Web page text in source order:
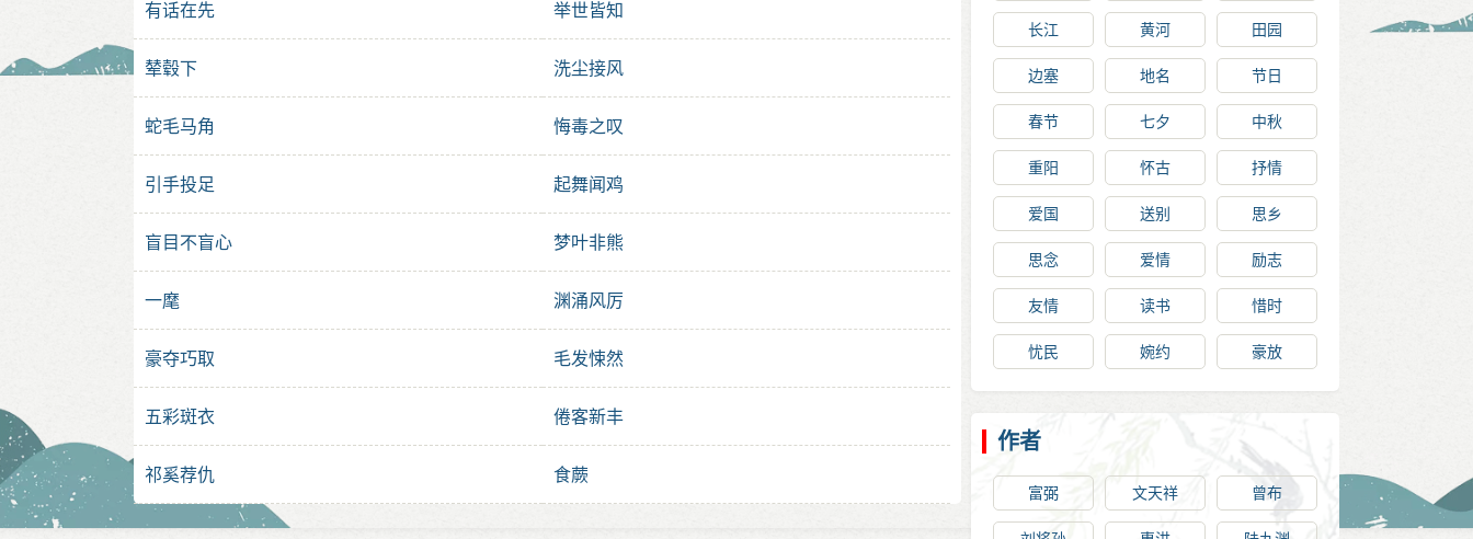
有话在先 举世皆知
辇毂下 洗尘接风
蛇毛马角 悔毒之叹
引手投足 起舞闻鸡
盲目不盲心 梦叶非熊
一麾 渊涌风厉
豪夺巧取 毛发悚然
五彩斑衣 倦客新丰
祁奚荐仇 食蕨
长江 黄河 田园
边塞 地名 节日
春节 七夕 中秋
重阳 怀古 抒情
爱国 送别 思乡
思念 爱情 励志
友情 读书 惜时
忧民 婉约 豪放
作者
富弼 文天祥 曾布